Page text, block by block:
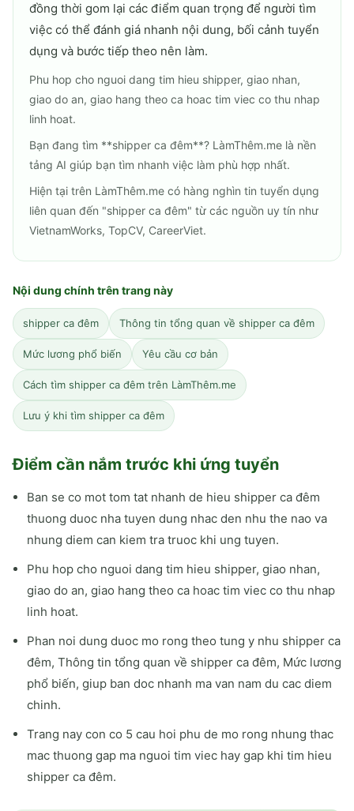
đồng thời gom lại các điểm quan trọng để người tìm
việc có thể đánh giá nhanh nội dung, bối cảnh tuyển
dụng và bước tiếp theo nên làm.
Phu hop cho nguoi dang tim hieu shipper, giao nhan,
giao do an, giao hang theo ca hoac tim viec co thu nhap
linh hoat.
Bạn đang tìm **shipper ca đêm**? LàmThêm.me là nền
tảng AI giúp bạn tìm nhanh việc làm phù hợp nhất.
Hiện tại trên LàmThêm.me có hàng nghìn tin tuyển dụng
liên quan đến "shipper ca đêm" từ các nguồn uy tín như
VietnamWorks, TopCV, CareerViet.
Nội dung chính trên trang này
shipper ca đêm Thông tin tổng quan về shipper ca đêm
Mức lương phổ biến Yêu cầu cơ bản
Cách tìm shipper ca đêm trên LàmThêm.me
Lưu ý khi tìm shipper ca đêm
Điểm cần nắm trước khi ứng tuyển
Ban se co mot tom tat nhanh de hieu shipper ca đêm
thuong duoc nha tuyen dung nhac den nhu the nao va
nhung diem can kiem tra truoc khi ung tuyen.
Phu hop cho nguoi dang tim hieu shipper, giao nhan,
giao do an, giao hang theo ca hoac tim viec co thu nhap
linh hoat.
Phan noi dung duoc mo rong theo tung y nhu shipper ca
đêm, Thông tin tổng quan về shipper ca đêm, Mức lương
phổ biến, giup ban doc nhanh ma van nam du cac diem
chinh.
Trang nay con co 5 cau hoi phu de mo rong nhung thac
mac thuong gap ma nguoi tim viec hay gap khi tim hieu
shipper ca đêm.